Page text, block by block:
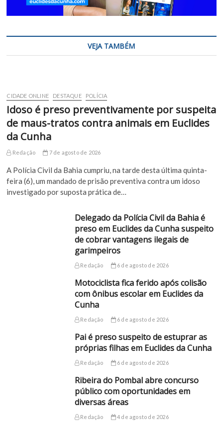
VEJA TAMBÉM
CIDADE ONLINE DESTAQUE POLÍCIA
Idoso é preso preventivamente por suspeita
de maus-tratos contra animais em Euclides
da Cunha
Redação 7 de agosto de 2026
A Polícia Civil da Bahia cumpriu, na tarde desta última quinta-
feira (6), um mandado de prisão preventiva contra um idoso
investigado por suposta prática de…
Delegado da Polícia Civil da Bahia é
preso em Euclides da Cunha suspeito
de cobrar vantagens ilegais de
garimpeiros
Redação 6 de agosto de 2026
Motociclista fica ferido após colisão
com ônibus escolar em Euclides da
Cunha
Redação 6 de agosto de 2026
Pai é preso suspeito de estuprar as
próprias filhas em Euclides da Cunha
Redação 6 de agosto de 2026
Ribeira do Pombal abre concurso
público com oportunidades em
diversas áreas
Redação 4 de agosto de 2026